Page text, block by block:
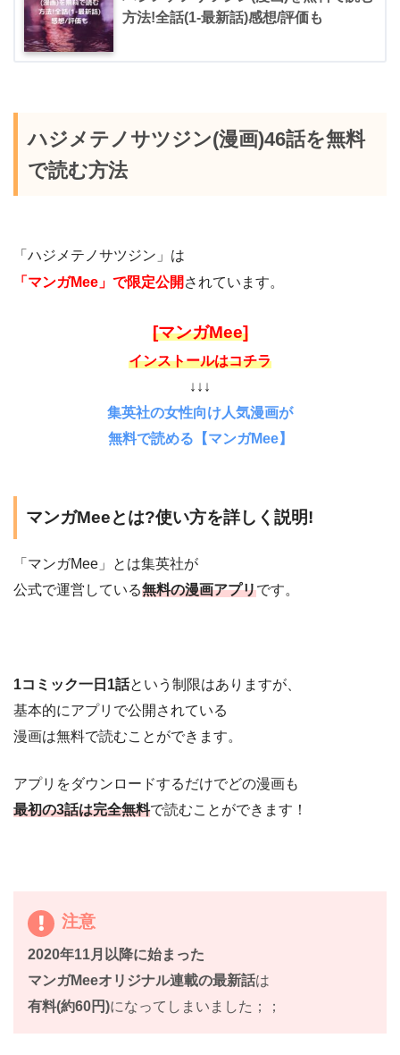
方法!全話(1-最新話)感想/評価も
ハジメテノサツジン(漫画)46話を無料
で読む方法
「ハジメテノサツジン」は
「マンガMee」で限定公開 されています。
[マンガMee]
インストールはコチラ
↓↓↓
集英社の女性向け人気漫画が
無料で読める【マンガMee】
マンガMeeとは?使い方を詳しく説明!
「マンガMee」とは集英社が
公式で運営している無料の漫画アプリです。
1コミック一日1話という制限はありますが、
基本的にアプリで公開されている
漫画は無料で読むことができます。
アプリをダウンロードするだけでどの漫画も
最初の3話は完全無料で読むことができます！
注意
2020年11月以降に始まった
マンガMeeオリジナル連載の最新話は
有料(約60円)になってしまいました；；